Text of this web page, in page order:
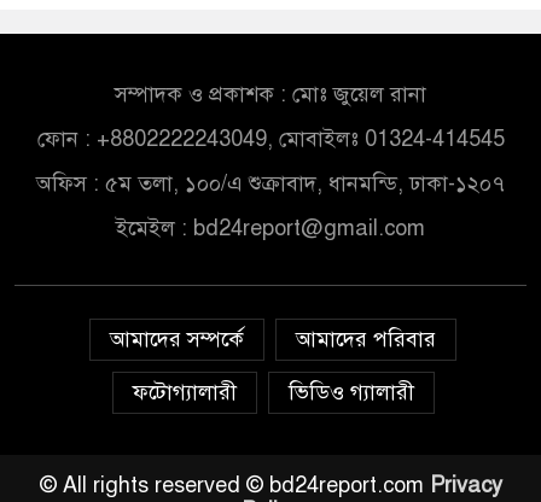
সম্পাদক ও প্রকাশক : মোঃ জুয়েল রানা
ফোন : +8802222243049, মোবাইলঃ 01324-414545
অফিস : ৫ম তলা, ১০০/এ শুক্রাবাদ, ধানমন্ডি, ঢাকা-১২০৭
ইমেইল : bd24report@gmail.com
আমাদের সম্পর্কে
আমাদের পরিবার
ফটোগ্যালারী
ভিডিও গ্যালারী
© All rights reserved © bd24report.com Privacy